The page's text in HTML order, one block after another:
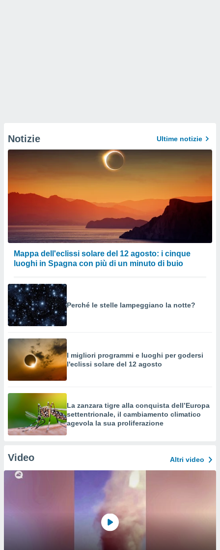
Notizie Ultime notizie
Mappa dell'eclissi solare del 12 agosto: i cinque
luoghi in Spagna con più di un minuto di buio
Perché le stelle lampeggiano la notte?
I migliori programmi e luoghi per godersi
l'eclissi solare del 12 agosto
La zanzara tigre alla conquista dell’Europa
settentrionale, il cambiamento climatico
agevola la sua proliferazione
Video Altri video